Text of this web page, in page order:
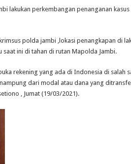
lakukan perkembangan penanganan kasus
polda jambi ,lokasi penangkapan di
saat ini di tahan di rutan Mapolda Jambi.
rekening yang ada di Indonesia di salah
dari modal atau dana yang
, Jumat (19/03/2021).